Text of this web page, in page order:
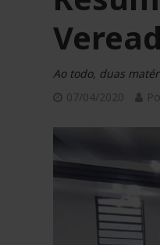
Ao todo, duas
07/04/2020